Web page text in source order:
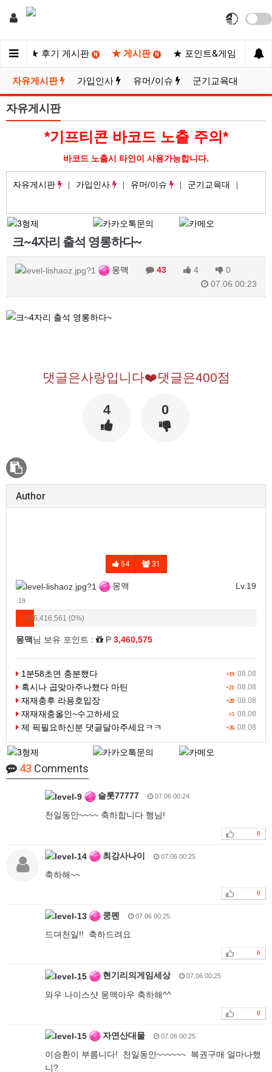
트 ★ 후기 게시판 N ★ 게시판 N ★ 포인트&게임 ★
자유게시판 가입인사 유머/이슈 군기교육대
자유게시판
*기프티콘 바코드 노출 주의*
바코드 노출시 타인이 사용가능합니다.
자유게시판 가입인사 유머/이슈 군기교육대
크~4자리 출석 영롱하다~
몽맥 43 4
0
07.06 00:23
댓글은사랑입니다❤️댓글은400점
4 0
Author
54 31
Lv.19
몽맥
19
256,416,561 (0%)
몽맥님 보유 포인트 : P 3,460,575
+19 08.08
1분58초면 충분했다
+21 08.08
혹시나 곱맞아주나했다 마틴
+20 08.08
재재충후 라용호입장
+5 08.08
재재재충올인~수고하세요
+26 08.08
제 픽필요하신분 댓글달아주세요ㅋㅋ
43 Comments
슬롯77777 07.06 00:24
천일동안~~~~ 축하합니다 행님!
0
최강사나이 07.06 00:25
축하해~~
0
쿵펜 07.06 00:25
드뎌천일!! 축하드려요
0
현기리의게임세상 07.06 00:25
와우 나이스샷 몽맥아우 축하해^^
0
자연산대물 07.06 00:25
이승환이 부름니다! 천일동안~~~~~~ 복권구매 얼마나했
니?